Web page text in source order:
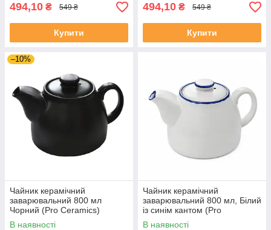
494,10 ₴ 549 ₴
Купити
494,10 ₴ 549 ₴
Купити
–10%
Чайник керамічний
заварювальний 800 мл
Чорний (Pro Ceramics)
Чорний-мат
В наявності
Чайник керамічний
заварювальний 800 мл, Білий
із синім кантом (Pro
Ceramics) Стрічка
В наявності